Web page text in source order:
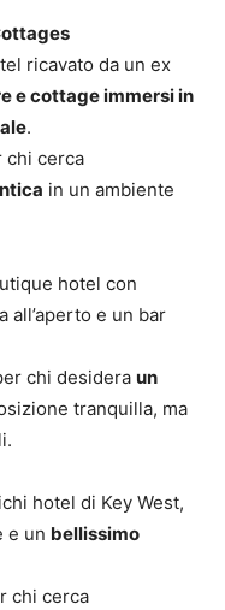
ricavato da un ex
e cottage immersi in
.
chi cerca
in un ambiente
hotel con
all’aperto e un bar
chi desidera un
tranquilla, ma
hotel di Key West,
e un bellissimo
chi cerca